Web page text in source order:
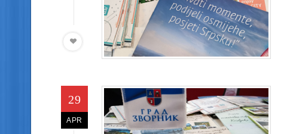
29
APR